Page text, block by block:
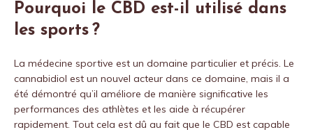
Pourquoi le CBD est-il utilisé dans
les sports ?
La médecine sportive est un domaine particulier et précis. Le
cannabidiol est un nouvel acteur dans ce domaine, mais il a
été démontré qu’il améliore de manière significative les
performances des athlètes et les aide à récupérer
rapidement. Tout cela est dû au fait que le CBD est capable